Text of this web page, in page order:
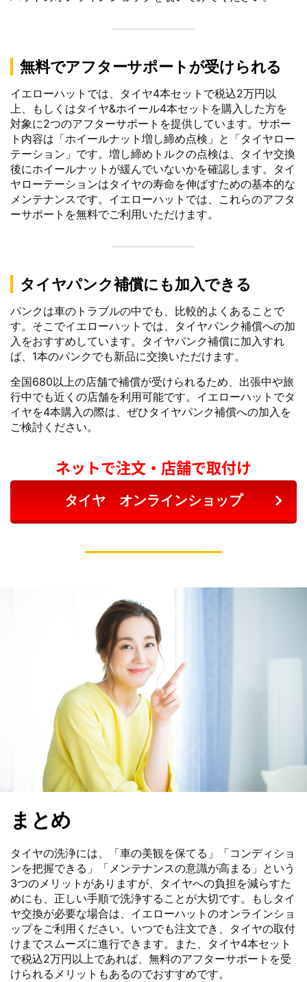
無料でアフターサポートが受けられる
イエローハットでは、タイヤ4本セットで税込2万円以
上、もしくはタイヤ&ホイール4本セットを購入した方を
対象に2つのアフターサポートを提供しています。サポー
ト内容は「ホイールナット増し締め点検」と「タイヤロー
テーション」です。増し締めトルクの点検は、タイヤ交換
後にホイールナットが緩んでいないかを確認します。タイ
ヤローテーションはタイヤの寿命を伸ばすための基本的な
メンテナンスです。イエローハットでは、これらのアフタ
ーサポートを無料でご利用いただけます。
タイヤパンク補償にも加入できる
パンクは車のトラブルの中でも、比較的よくあることで
す。そこでイエローハットでは、タイヤパンク補償への加
入をおすすめしています。タイヤパンク補償に加入すれ
ば、1本のパンクでも新品に交換いただけます。
全国680以上の店舗で補償が受けられるため、出張中や旅
行中でも近くの店舗を利用可能です。イエローハットでタ
イヤを4本購入の際は、ぜひタイヤパンク補償への加入を
ご検討ください。
ネットで注文・店舗で取付け
タイヤ オンラインショップ
まとめ
タイヤの洗浄には、「車の美観を保てる」「コンディショ
ンを把握できる」「メンテナンスの意識が高まる」という
3つのメリットがありますが、タイヤへの負担を減らすた
めにも、正しい手順で洗浄することが大切です。もしタイ
ヤ交換が必要な場合は、イエローハットのオンラインショ
ップをご利用ください。いつでも注文でき、タイヤの取付
けまでスムーズに進行できます。また、タイヤ4本セット
で税込2万円以上であれば、無料のアフターサポートを受
けられるメリットもあるのでおすすめです。